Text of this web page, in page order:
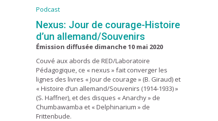
Podcast
Nexus: Jour de courage-Histoire
d’un allemand/Souvenirs
Émission diffusée dimanche 10 mai 2020
Couvé aux abords de RED/Laboratoire
Pédagogique, ce « nexus » fait converger les
lignes des livres « Jour de courage » (B. Giraud) et
« Histoire d’un allemand/Souvenirs (1914-1933) »
(S. Haffner), et des disques « Anarchy » de
Chumbawamba et « Delphinarium » de
Frittenbude.